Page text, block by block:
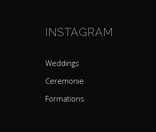
INSTAGRAM
Weddings
Ceremonie
Formations